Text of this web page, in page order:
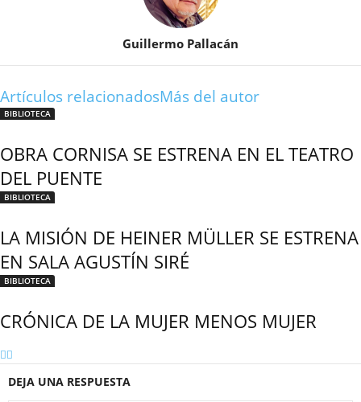
Guillermo Pallacán
Artículos relacionadosMás del autor
BIBLIOTECA
OBRA CORNISA SE ESTRENA EN EL TEATRO
DEL PUENTE
BIBLIOTECA
LA MISIÓN DE HEINER MÜLLER SE ESTRENA
EN SALA AGUSTÍN SIRÉ
BIBLIOTECA
CRÓNICA DE LA MUJER MENOS MUJER
DEJA UNA RESPUESTA